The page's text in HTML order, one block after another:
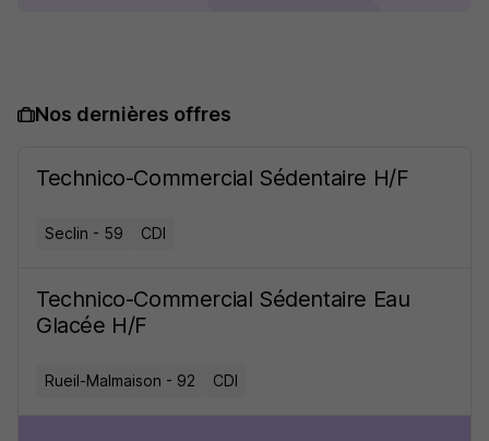
Nos dernières offres
Technico-Commercial Sédentaire H/F
Seclin - 59 CDI
Technico-Commercial Sédentaire Eau
Glacée H/F
Rueil-Malmaison - 92 CDI